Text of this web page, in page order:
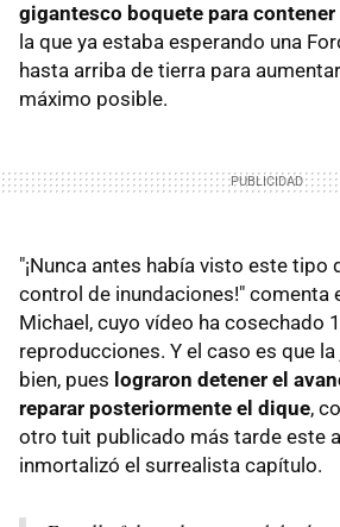
gigantesco boquete para contener
la que ya estaba esperando una
hasta arriba de tierra para
máximo posible.
"¡Nunca antes había visto este tipo
control de inundaciones!" comenta
Michael, cuyo vídeo ha cosechado
reproducciones. Y el caso es que
bien, pues lograron detener el
reparar posteriormente el dique,
otro tuit publicado más tarde este
inmortalizó el surrealista capítulo.